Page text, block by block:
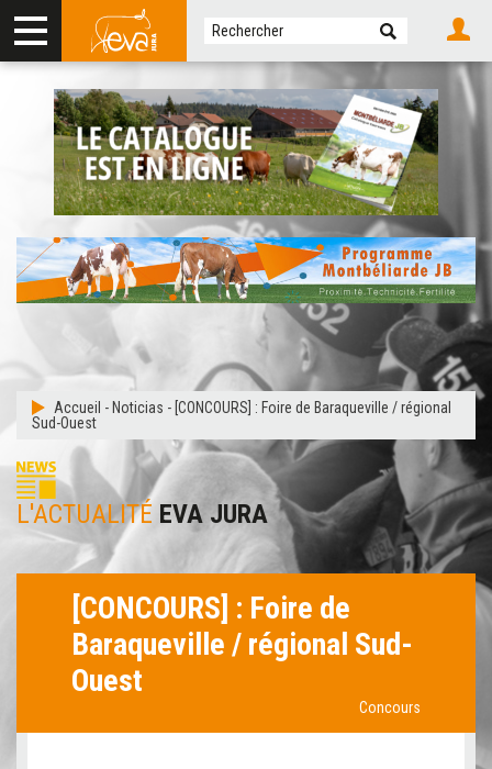
Accueil - Noticias - [CONCOURS] : Foire de Baraqueville / régional
Sud-Ouest
L'ACTUALITÉ EVA JURA
[CONCOURS] : Foire de
Baraqueville / régional Sud-
Ouest
Concours